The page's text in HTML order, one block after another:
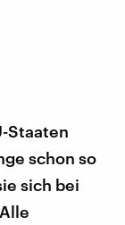
Staaten
schon so
sich bei